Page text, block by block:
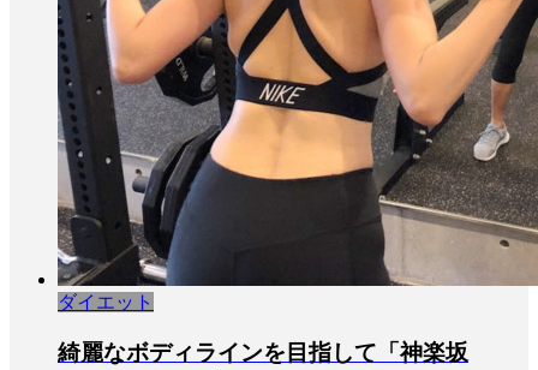
ダイエット
綺麗なボディラインを目指して「神楽坂